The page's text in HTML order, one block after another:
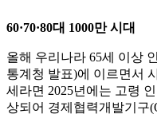
60·70·80대 1000만 시대
올해 우리나라 65세 이상
통계청 발표)에 이르면서
세라면 2025년에는 고령
상되어 경제협력개발기구